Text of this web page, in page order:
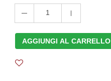
1
AGGIUNGI AL CARRELLO